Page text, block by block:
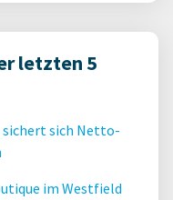
letzten 5
sichert sich Netto-
im Westfield